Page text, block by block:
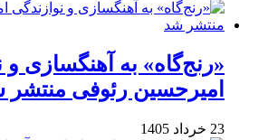
«رنج‌گاه» به آهنگسازی و
امیرحسین رئوفی
23 خرداد 1405